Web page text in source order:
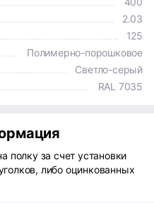
2.03
125
Полимерно-порошковое
Светло-серый
RAL 7035
полку за счет установки
либо оцинкованных